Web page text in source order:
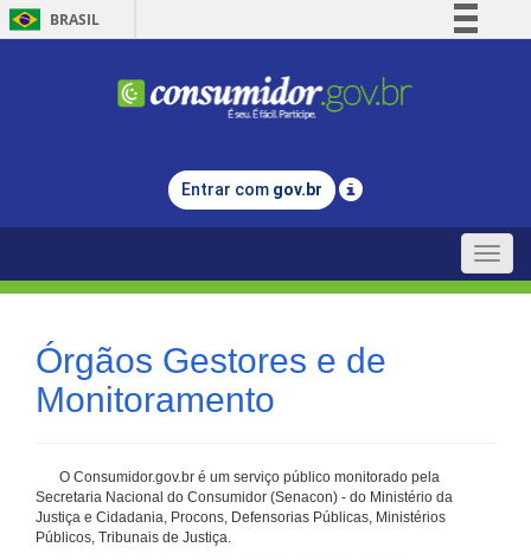
BRASIL
Comunica BR
Legislação
Entrar com gov.br
Toggle
Órgãos Gestores e de
Monitoramento
O Consumidor.gov.br é um serviço público monitorado pela
Secretaria Nacional do Consumidor (Senacon) - do Ministério da
Justiça e Cidadania, Procons, Defensorias Públicas, Ministérios
Públicos, Tribunais de Justiça.